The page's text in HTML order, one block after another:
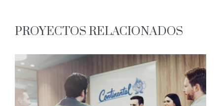
PROYECTOS RELACIONADOS